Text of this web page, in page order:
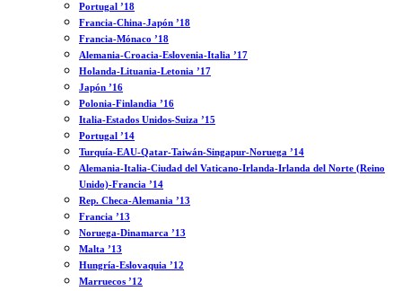
Portugal ’18
Francia-China-Japón ’18
Francia-Mónaco ’18
Alemania-Croacia-Eslovenia-Italia ’17
Holanda-Lituania-Letonia ’17
Japón ’16
Polonia-Finlandia ’16
Italia-Estados Unidos-Suiza ’15
Portugal ’14
Turquía-EAU-Qatar-Taiwán-Singapur-Noruega ’14
Alemania-Italia-Ciudad del Vaticano-Irlanda-Irlanda del Norte (Reino
Unido)-Francia ’14
Rep. Checa-Alemania ’13
Francia ’13
Noruega-Dinamarca ’13
Malta ’13
Hungría-Eslovaquia ’12
Marruecos ’12